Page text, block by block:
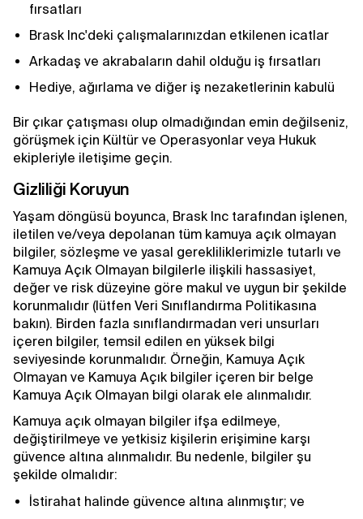
fırsatları
Brask Inc'deki çalışmalarınızdan etkilenen icatlar
Arkadaş ve akrabaların dahil olduğu iş fırsatları
Hediye, ağırlama ve diğer iş nezaketlerinin kabulü
Bir çıkar çatışması olup olmadığından emin değilseniz,
görüşmek için Kültür ve Operasyonlar veya Hukuk
ekipleriyle iletişime geçin.
Gizliliği Koruyun
Yaşam döngüsü boyunca, Brask Inc tarafından işlenen,
iletilen ve/veya depolanan tüm kamuya açık olmayan
bilgiler, sözleşme ve yasal gerekliliklerimizle tutarlı ve
Kamuya Açık Olmayan bilgilerle ilişkili hassasiyet,
değer ve risk düzeyine göre makul ve uygun bir şekilde
korunmalıdır (lütfen Veri Sınıflandırma Politikasına
bakın). Birden fazla sınıflandırmadan veri unsurları
içeren bilgiler, temsil edilen en yüksek bilgi
seviyesinde korunmalıdır. Örneğin, Kamuya Açık
Olmayan ve Kamuya Açık bilgiler içeren bir belge
Kamuya Açık Olmayan bilgi olarak ele alınmalıdır.
Kamuya açık olmayan bilgiler ifşa edilmeye,
değiştirilmeye ve yetkisiz kişilerin erişimine karşı
güvence altına alınmalıdır. Bu nedenle, bilgiler şu
şekilde olmalıdır:
İstirahat halinde güvence altına alınmıştır; ve